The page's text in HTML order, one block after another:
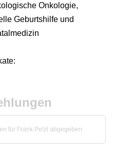
Onkologie,
Geburtshilfe und
für Frank Pelzl abgegeben.